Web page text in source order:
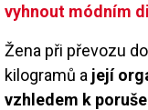
vyhnout módním
Žena při převozu
kilogramů a její
vzhledem k